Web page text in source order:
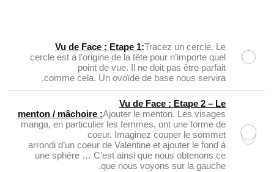
Vu de Face : Etape 1:Tracez un cercle. Le
cercle est à l’origine de la tête pour n’importe quel
point de vue. Il ne doit pas être parfait
comme cela. Un ovoïde de base nous servira.
Vu de Face : Etape 2 – Le
menton / mâchoire :Ajouter le menton. Les visages
manga, en particulier les femmes, ont une forme de
coeur. Imaginez couper le sommet
arrondi d’un coeur de Valentine et ajouter le fond à
une sphère … C’est ainsi que nous obtenons ce
que nous voyons sur la gauche.